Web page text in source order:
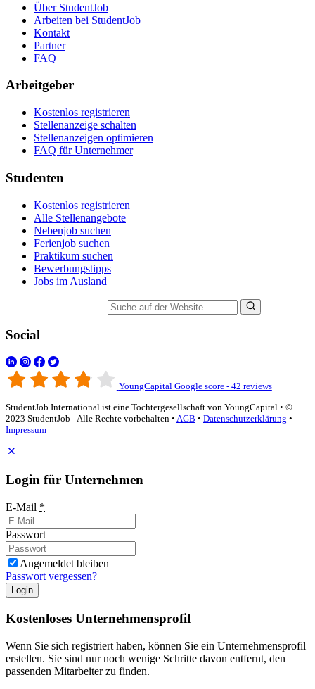
Über StudentJob
Arbeiten bei StudentJob
Kontakt
Partner
FAQ
Arbeitgeber
Kostenlos registrieren
Stellenanzeige schalten
Stellenanzeigen optimieren
FAQ für Unternehmer
Studenten
Kostenlos registrieren
Alle Stellenangebote
Nebenjob suchen
Ferienjob suchen
Praktikum suchen
Bewerbungstipps
Jobs im Ausland
Social
YoungCapital Google score - 42 reviews
StudentJob International ist eine Tochtergesellschaft von YoungCapital • ©
2023 StudentJob - Alle Rechte vorbehalten • AGB • Datenschutzerklärung •
Impressum
Login für Unternehmen
E-Mail *
Passwort
Angemeldet bleiben
Passwort vergessen?
Login
Kostenloses Unternehmensprofil
Wenn Sie sich registriert haben, können Sie ein Unternehmensprofil
erstellen. Sie sind nur noch wenige Schritte davon entfernt, den
passenden Mitarbeiter zu finden.